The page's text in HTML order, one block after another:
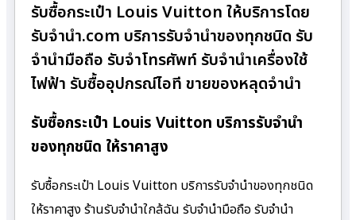
รับซื้อกระเป๋า Louis Vuitton ให้บริการโดย
รับจํานํา.com บริการรับจำนำของทุกชนิด รับ
จำนำมือถือ รับจำโทรศัพท์ รับจำนำเครื่องใช้
ไฟฟ้า รับซื้ออุปกรณ์ไอที ขายของหลุดจำนำ
รับซื้อกระเป๋า Louis Vuitton บริการรับจำนำ
ของทุกชนิด ให้ราคาสูง
รับซื้อกระเป๋า Louis Vuitton บริการรับจำนำของทุกชนิด
ให้ราคาสูง ร้านรับจํานําใกล้ฉัน รับจำนำมือถือ รับจำนำ